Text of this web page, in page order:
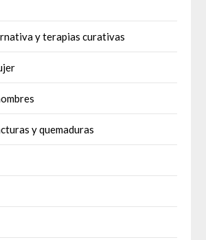
y terapias curativas
y quemaduras